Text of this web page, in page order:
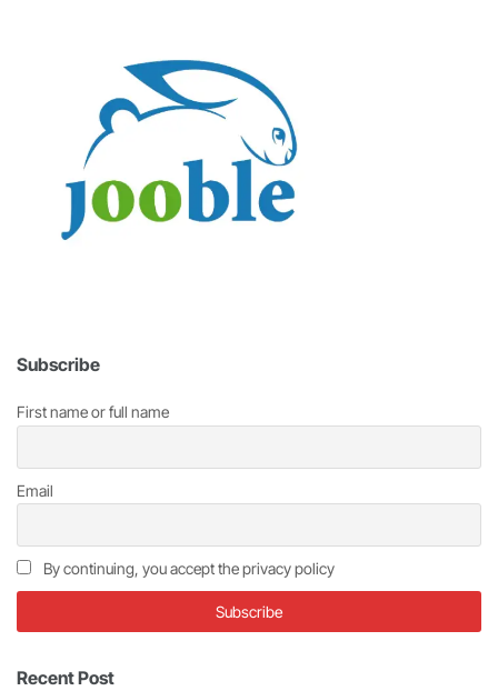
Subscribe
First name or full name
Email
By continuing, you accept the privacy policy
Recent Post